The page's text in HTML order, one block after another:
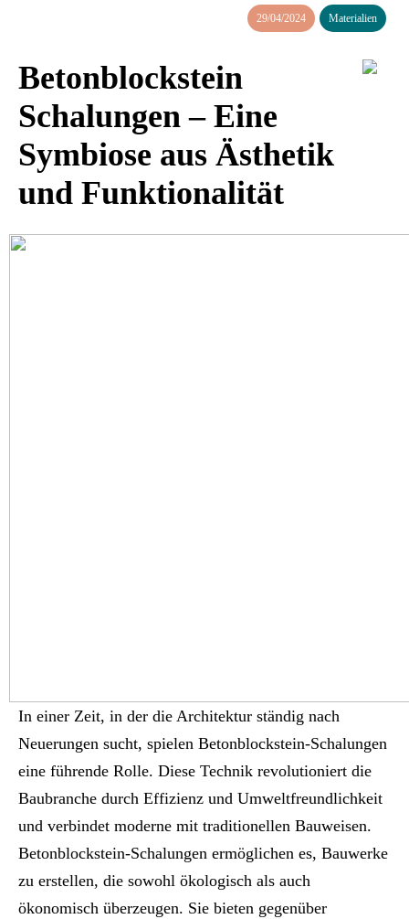
29/04/2024 Materialien
Betonblockstein
Schalungen – Eine
Symbiose aus Ästhetik
und Funktionalität
In einer Zeit, in der die Architektur ständig nach
Neuerungen sucht, spielen Betonblockstein-Schalungen
eine führende Rolle. Diese Technik revolutioniert die
Baubranche durch Effizienz und Umweltfreundlichkeit
und verbindet moderne mit traditionellen Bauweisen.
Betonblockstein-Schalungen ermöglichen es, Bauwerke
zu erstellen, die sowohl ökologisch als auch
ökonomisch überzeugen. Sie bieten gegenüber